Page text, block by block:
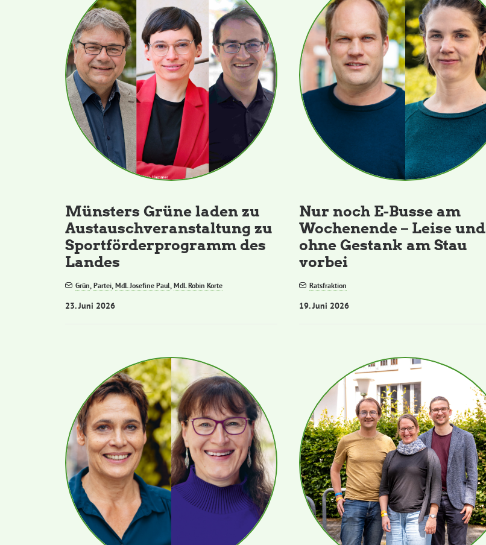
Münsters Grüne laden zu
Austauschveranstaltung zu
Sportförderprogramm des
Landes
Grün,Partei,MdL Josefine Paul,MdL Robin Korte
23. Juni 2026
Nur noch E-Busse am
Wochenende – Leise und
ohne Gestank am Stau
vorbei
Ratsfraktion
19. Juni 2026